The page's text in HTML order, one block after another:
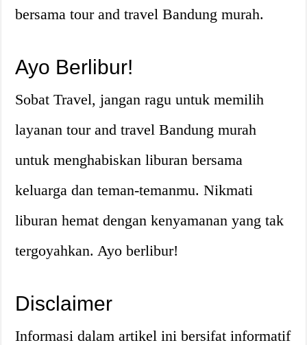
bersama tour and travel Bandung murah.
Ayo Berlibur!
Sobat Travel, jangan ragu untuk memilih
layanan tour and travel Bandung murah
untuk menghabiskan liburan bersama
keluarga dan teman-temanmu. Nikmati
liburan hemat dengan kenyamanan yang tak
tergoyahkan. Ayo berlibur!
Disclaimer
Informasi dalam artikel ini bersifat informatif